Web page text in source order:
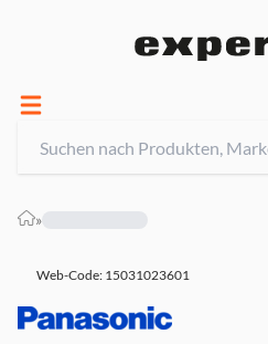
»
Web-Code: 15031023601